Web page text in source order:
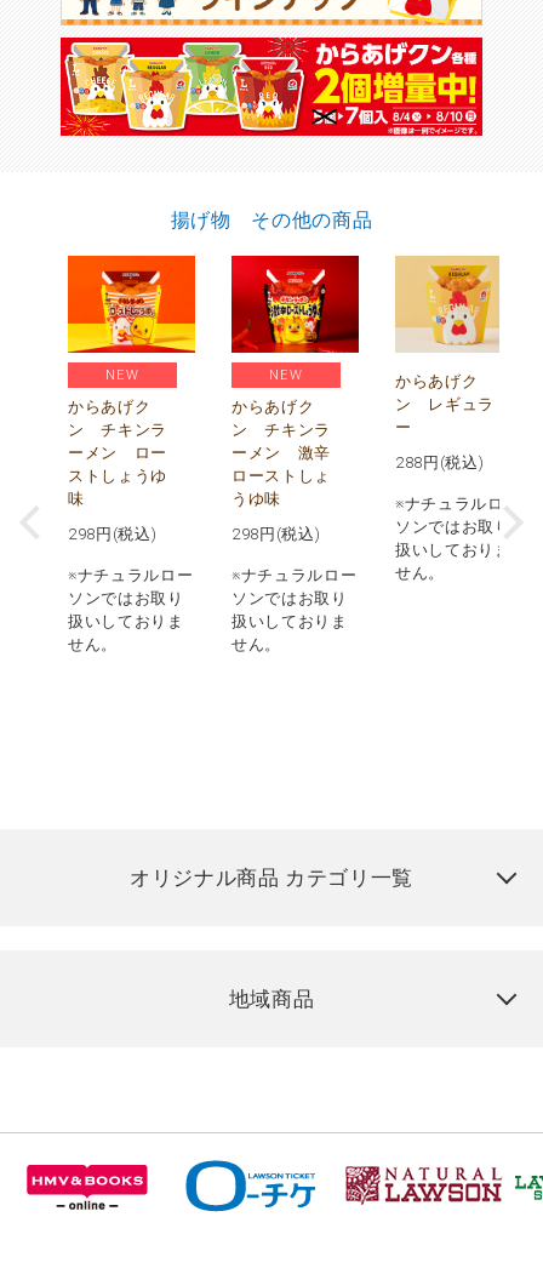
揚げ物 その他の商品
NEW
からあげク
ン チキンラ
ーメン ロー
ストしょうゆ
味
298円(税込)
※ナチュラルロー
ソンではお取り
扱いしておりま
せん。
NEW
からあげク
ン チキンラ
ーメン 激辛
ローストしょ
うゆ味
298円(税込)
※ナチュラルロー
ソンではお取り
扱いしておりま
せん。
からあげク
ン レギュラ
ー
288 円(税込)
※ナチュラルロー
ソンではお取り
扱いしておりま
せん。
オリジナル商品 カテゴリ一覧
地域商品